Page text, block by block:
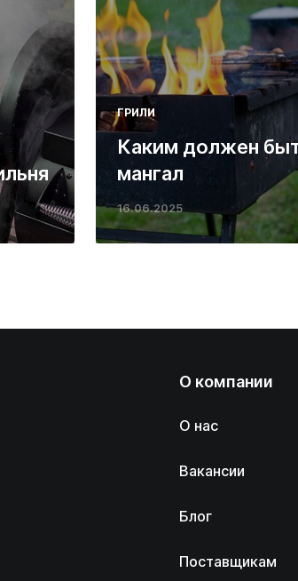
ГРИЛИ
Каким должен
мангал
16.06.2025
О компании
О нас
Вакансии
Блог
Поставщикам